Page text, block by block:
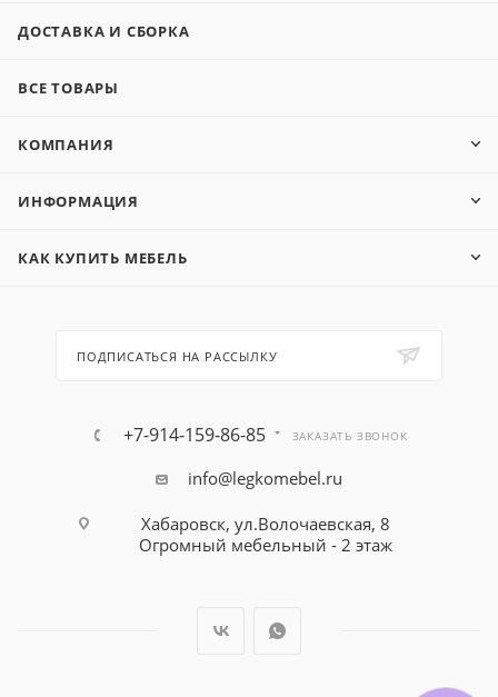
ДОСТАВКА И СБОРКА
ВСЕ ТОВАРЫ
КОМПАНИЯ
ИНФОРМАЦИЯ
КАК КУПИТЬ МЕБЕЛЬ
ПОДПИСАТЬСЯ НА РАССЫЛКУ
+7-914-159-86-85 ЗАКАЗАТЬ ЗВОНОК
info@legkomebel.ru
Хабаровск, ул.Волочаевская, 8
Огромный мебельный - 2 этаж